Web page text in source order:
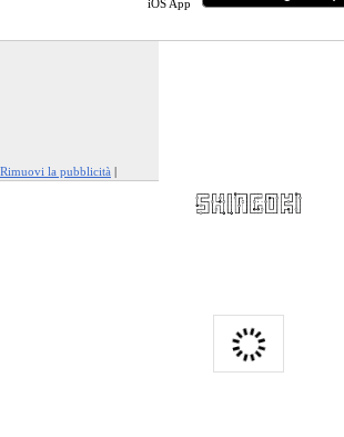
iOS App
Rimuovi la pubblicità |